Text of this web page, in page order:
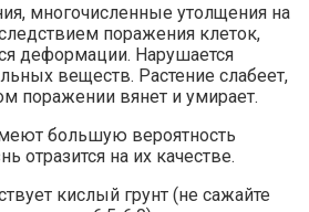
многочисленные утолщения на
поражения клеток,
деформации. Нарушается
веществ. Растение слабеет,
поражении вянет и умирает.
большую вероятность
отразится на их качестве.
кислый грунт (не сажайте